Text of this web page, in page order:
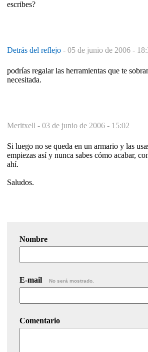
escribes?
Detrás del reflejo - 05 de junio de 2006 -
podrías regalar las herramientas que te
necesitada.
Meritxell - 03 de junio de 2006 - 15:02
Si luego no se queda en un armario y las
empiezas así y nunca sabes cómo acabar,
ahí.
Saludos.
Nombre
E-mail No será mostrado.
Comentario